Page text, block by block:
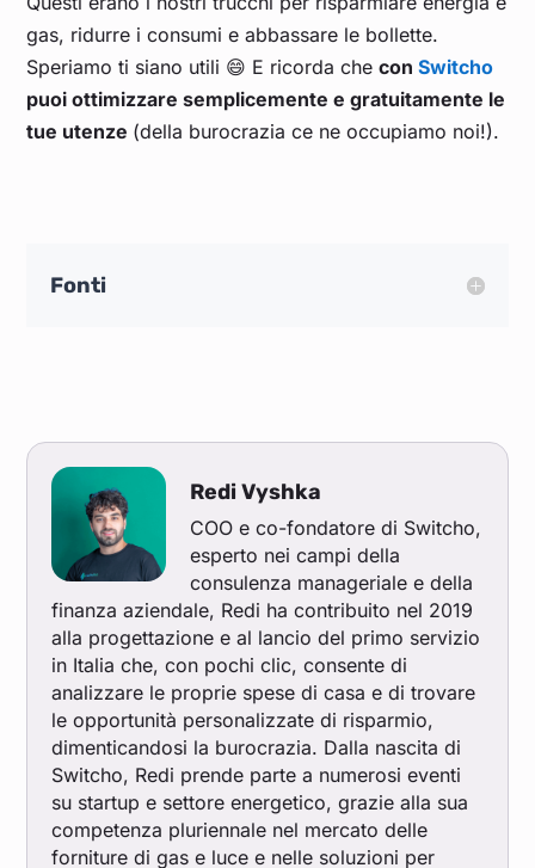
gas, ridurre i consumi e abbassare le bollette.
Speriamo ti siano utili 😄 E ricorda checonSwitcho
puoi ottimizzare semplicemente e gratuitamente le
tue utenze (della burocrazia ce ne occupiamo noi!).
Fonti
Redi Vyshka
COO e co-fondatore di Switcho,
esperto nei campi della
consulenza manageriale e della
finanza aziendale, Redi ha contribuito nel 2019
alla progettazione e al lancio del primo servizio
in Italia che, con pochi clic, consente di
analizzare le proprie spese di casa e di trovare
le opportunità personalizzate di risparmio,
dimenticandosi la burocrazia. Dalla nascita di
Switcho, Redi prende parte a numerosi eventi
su startup e settore energetico, grazie alla sua
competenza pluriennale nel mercato delle
forniture di gas e luce e nelle soluzioni per